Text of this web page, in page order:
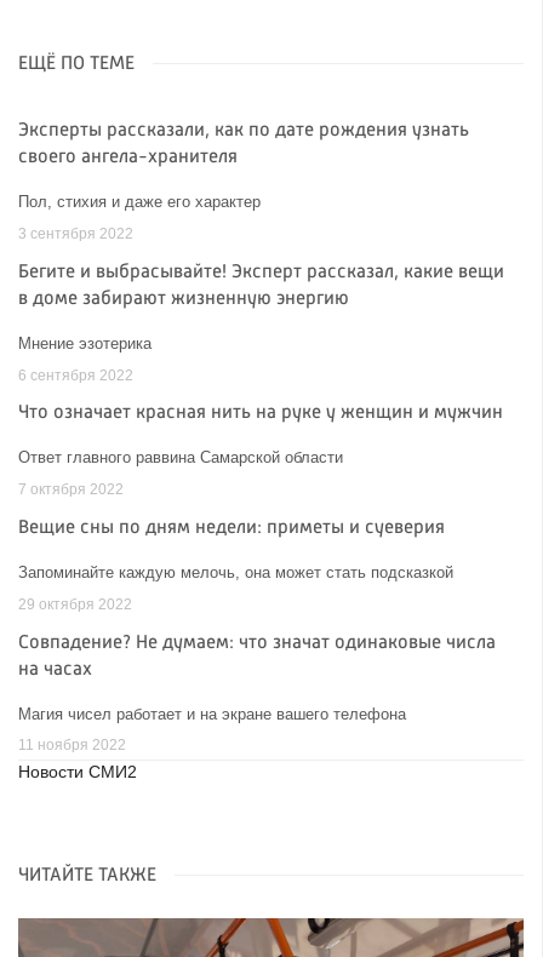
ЕЩЁ ПО ТЕМЕ
Эксперты рассказали, как по дате рождения узнать
своего ангела-хранителя
Пол, стихия и даже его характер
3 сентября 2022
Бегите и выбрасывайте! Эксперт рассказал, какие вещи
в доме забирают жизненную энергию
Мнение эзотерика
6 сентября 2022
Что означает красная нить на руке у женщин и мужчин
Ответ главного раввина Самарской области
7 октября 2022
Вещие сны по дням недели: приметы и суеверия
Запоминайте каждую мелочь, она может стать подсказкой
29 октября 2022
Совпадение? Не думаем: что значат одинаковые числа
на часах
Магия чисел работает и на экране вашего телефона
11 ноября 2022
Новости СМИ2
ЧИТАЙТЕ ТАКЖЕ